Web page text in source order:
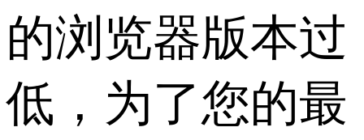
的浏览器版本过
低，为了您的最